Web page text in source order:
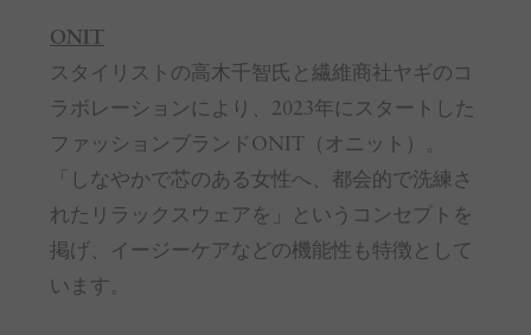
ONIT
スタイリストの高木千智氏と繊維商社ヤギのコ
ラボレーションにより、2023年にスタートした
ファッションブランドONIT（オニット）。
「しなやかで芯のある女性へ、都会的で洗練さ
れたリラックスウェアを」というコンセプトを
掲げ、イージーケアなどの機能性も特徴として
います。